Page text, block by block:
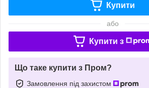
Купити
або
Купити з
Що таке купити з Пром?
Замовлення під захистом